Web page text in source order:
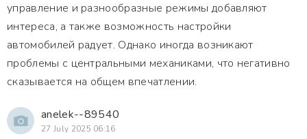
управление и разнообразные режимы добавляют
интереса, а также возможность настройки
автомобилей радует. Однако иногда возникают
проблемы с центральными механиками, что негативно
сказывается на общем впечатлении.
anelek--89540
27 July 2025 06:16